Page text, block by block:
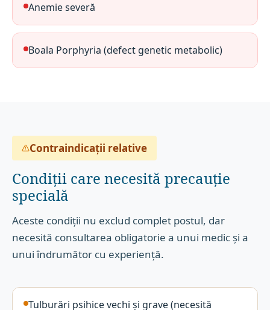
Anemie severă
Boala Porphyria (defect genetic metabolic)
Contraindicații relative
Condiții care necesită precauție
specială
Aceste condiții nu exclud complet postul, dar
necesită consultarea obligatorie a unui medic și a
unui îndrumător cu experiență.
Tulburări psihice vechi și grave (necesită